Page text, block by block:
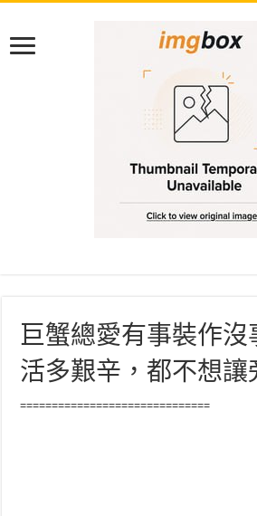
巨蟹總愛有事裝作沒
活多艱辛，都不想讓
==============================